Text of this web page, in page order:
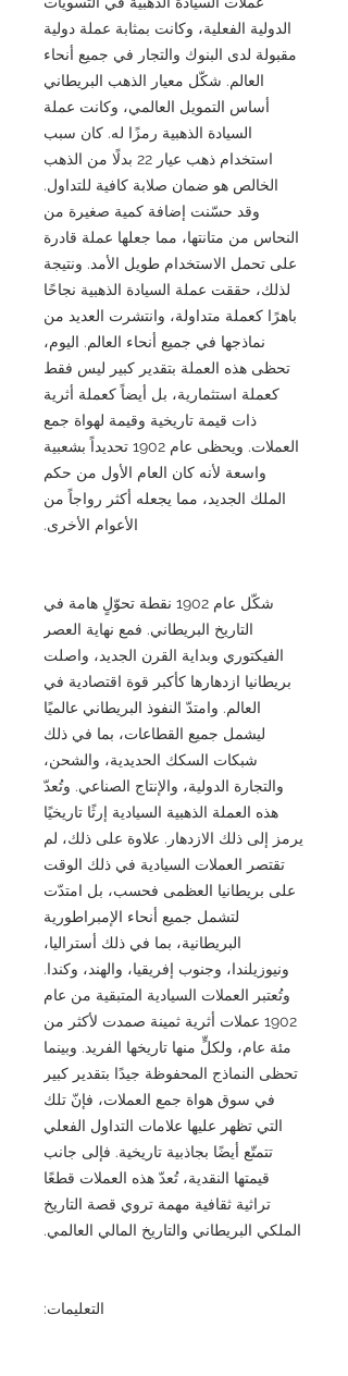
الدولية الفعلية، وكانت بمثابة عملة دولية
مقبولة لدى البنوك والتجار في جميع أنحاء
العالم. شكّل معيار الذهب البريطاني
أساس التمويل العالمي، وكانت عملة
السيادة الذهبية رمزًا له. كان سبب
استخدام ذهب عيار 22 بدلًا من الذهب
الخالص هو ضمان صلابة كافية للتداول.
وقد حسّنت إضافة كمية صغيرة من
النحاس من متانتها، مما جعلها عملة قادرة
على تحمل الاستخدام طويل الأمد. ونتيجة
لذلك، حققت عملة السيادة الذهبية نجاحًا
باهرًا كعملة متداولة، وانتشرت العديد من
نماذجها في جميع أنحاء العالم. اليوم،
تحظى هذه العملة بتقدير كبير ليس فقط
كعملة استثمارية، بل أيضاً كعملة أثرية
ذات قيمة تاريخية وقيمة لهواة جمع
العملات. ويحظى عام 1902 تحديداً بشعبية
واسعة لأنه كان العام الأول من حكم
الملك الجديد، مما يجعله أكثر رواجاً من
الأعوام الأخرى.
شكّل عام 1902 نقطة تحوّلٍ هامة في
التاريخ البريطاني. فمع نهاية العصر
الفيكتوري وبداية القرن الجديد، واصلت
بريطانيا ازدهارها كأكبر قوة اقتصادية في
العالم. وامتدّ النفوذ البريطاني عالميًا
ليشمل جميع القطاعات، بما في ذلك
شبكات السكك الحديدية، والشحن،
والتجارة الدولية، والإنتاج الصناعي. وتُعدّ
هذه العملة الذهبية السيادية إرثًا تاريخيًا
يرمز إلى ذلك الازدهار. علاوة على ذلك، لم
تقتصر العملات السيادية في ذلك الوقت
على بريطانيا العظمى فحسب، بل امتدّت
لتشمل جميع أنحاء الإمبراطورية
البريطانية، بما في ذلك أستراليا،
ونيوزيلندا، وجنوب إفريقيا، والهند، وكندا.
وتُعتبر العملات السيادية المتبقية من عام
1902 عملات أثرية ثمينة صمدت لأكثر من
مئة عام، ولكلٍّ منها تاريخها الفريد. وبينما
تحظى النماذج المحفوظة جيدًا بتقدير كبير
في سوق هواة جمع العملات، فإنّ تلك
التي تظهر عليها علامات التداول الفعلي
تتمتّع أيضًا بجاذبية تاريخية. فإلى جانب
قيمتها النقدية، تُعدّ هذه العملات قطعًا
تراثية ثقافية مهمة تروي قصة التاريخ
الملكي البريطاني والتاريخ المالي العالمي.
التعليمات: